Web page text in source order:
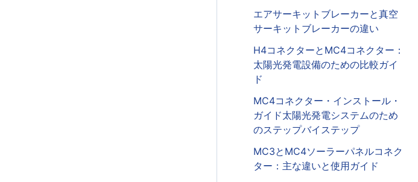
エアサーキットブレーカーと真空
サーキットブレーカーの違い
H4コネクターとMC4コネクター：
太陽光発電設備のための比較ガイ
ド
MC4コネクター・インストール・
ガイド太陽光発電システムのため
のステップバイステップ
MC3とMC4ソーラーパネルコネク
ター：主な違いと使用ガイド